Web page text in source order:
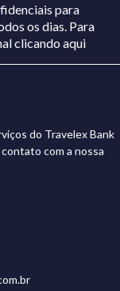
para
os dias. Para
clicando aqui
do Travelex Bank
com a nossa